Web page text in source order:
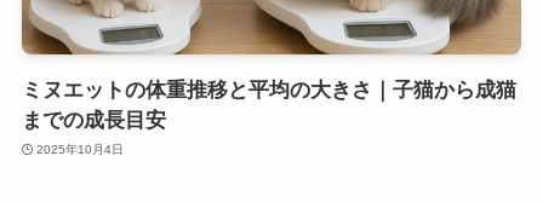
ミヌエットの体重推移と平均の大きさ｜子猫から成猫
までの成長目安
2025年10月4日